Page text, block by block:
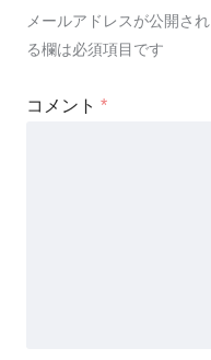
メールアドレスが公開さ
る欄は必須項目です
コメント *